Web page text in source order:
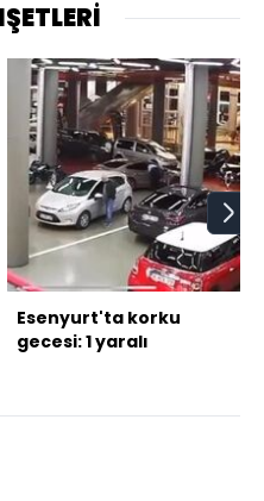
Esenyurt'ta korku
gecesi: 1 yaralı